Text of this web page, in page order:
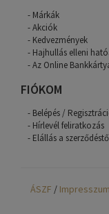
Márkák
Akciók
Kedvezmények
Hajhullás elleni
Az Online
FIÓKOM
Belépés /
Hírlevél feliratkozás
Elállás a
ÁSZF / Impresszum